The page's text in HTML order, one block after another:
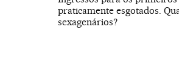
praticamente esgotados.
sexagenários?